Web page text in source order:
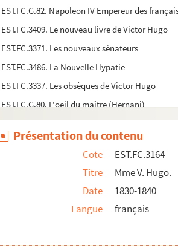
EST.FC.G.82. Napoleon IV Empereur des
EST.FC.3409. Le nouveau livre de Victor Hugo
EST.FC.3371. Les nouveaux sénateurs
EST.FC.3486. La Nouvelle Hypatie
EST.FC.3337. Les obsèques de Victor Hugo
EST.FC.G.80. L'oeil du maître (Hernani)
EST.FC.3468. L'Olympe
EST.FC.3469. L'Olympe
EST.FC.3470. L'Olympe
EST.FC.2986. P. Victor ; Rôle d'Othello
EST.FC.3405. Le Paganisme
EST.FC.3133. Une page de Victor Hugo
Présentation du contenu
Cote
EST.FC.3164
Titre
Mme V. Hugo.
Date
1830-1840
Langue
français